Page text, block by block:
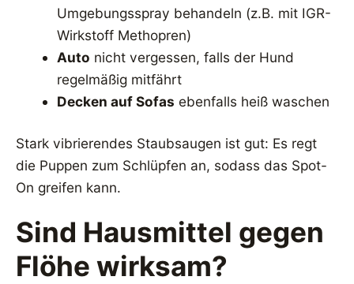
Umgebungsspray behandeln (z.B. mit IGR-
Wirkstoff Methopren)
Auto nicht vergessen, falls der Hund
regelmäßig mitfährt
Decken auf Sofas ebenfalls heiß waschen
Stark vibrierendes Staubsaugen ist gut: Es regt
die Puppen zum Schlüpfen an, sodass das Spot-
On greifen kann.
Sind Hausmittel gegen
Flöhe wirksam?